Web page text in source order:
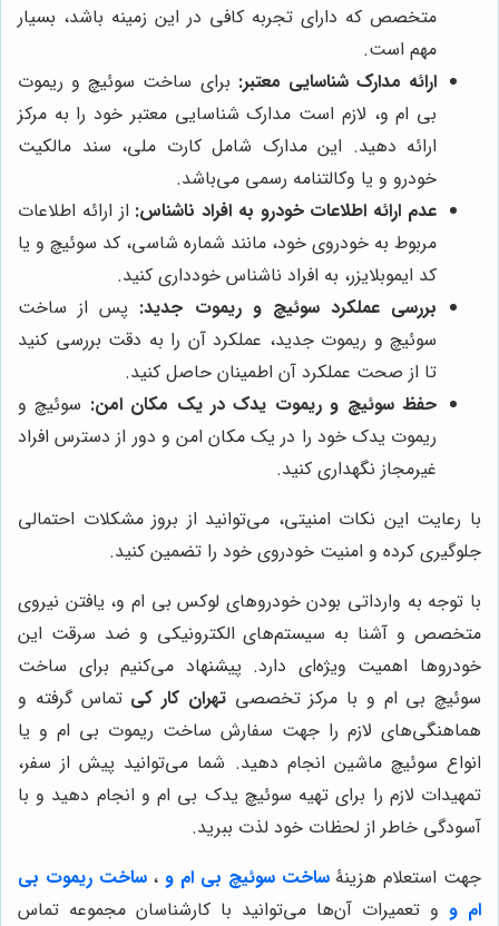
متخصص که دارای تجربه کافی در این زمینه باشد، بسیار
مهم است.
ارائه مدارک شناسایی معتبر: برای ساخت سوئیچ و ریموت
بی ام و، لازم است مدارک شناسایی معتبر خود را به مرکز
ارائه دهید. این مدارک شامل کارت ملی، سند مالکیت
خودرو و یا وکالتنامه رسمی می‌باشد.
عدم ارائه اطلاعات خودرو به افراد ناشناس: از ارائه اطلاعات
مربوط به خودروی خود، مانند شماره شاسی، کد سوئیچ و یا
کد ایموبلایزر، به افراد ناشناس خودداری کنید.
بررسی عملکرد سوئیچ و ریموت جدید: پس از ساخت
سوئیچ و ریموت جدید، عملکرد آن را به دقت بررسی کنید
تا از صحت عملکرد آن اطمینان حاصل کنید.
حفظ سوئیچ و ریموت یدک در یک مکان امن: سوئیچ و
ریموت یدک خود را در یک مکان امن و دور از دسترس افراد
غیرمجاز نگهداری کنید.
با رعایت این نکات امنیتی، می‌توانید از بروز مشکلات احتمالی
جلوگیری کرده و امنیت خودروی خود را تضمین کنید.
با توجه به وارداتی بودن خودروهای لوکس بی ام و، یافتن نیروی
متخصص و آشنا به سیستم‌های الکترونیکی و ضد سرقت این
خودروها اهمیت ویژه‌ای دارد. پیشنهاد می‌کنیم برای ساخت
سوئیچ بی ام و با مرکز تخصصیتهران کار کی تماس گرفته و
هماهنگی‌های لازم را جهت سفارش ساخت ریموت بی ام و یا
انواع سوئیچ ماشین انجام دهید. شما می‌توانید پیش از سفر،
تمهیدات لازم را برای تهیه سوئیچ یدک بی ام و انجام دهید و با
آسودگی خاطر از لحظات خود لذت ببرید.
جهت استعلام هزینۀساخت سوئیچ بی ام و ،ساخت ریموت بی
ام و و تعمیرات آن‌ها می‌توانید با کارشناسان مجموعه تماس